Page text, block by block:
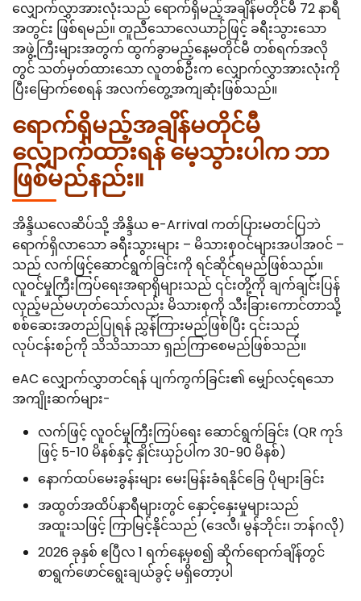
လျှောက်လွှာအားလုံးသည် ရောက်ရှိမည့်အချိန်မတိုင်မီ 72 နာရီ
အတွင်း ဖြစ်ရမည်။ တူညီသောလေယာဉ်ဖြင့် ခရီးသွားသော
အဖွဲ့ကြီးများအတွက် ထွက်ခွာမည့်နေ့မတိုင်မီ တစ်ရက်အလို
တွင် သတ်မှတ်ထားသော လူတစ်ဦးက လျှောက်လွှာအားလုံးကို
ပြီးမြောက်စေရန် အလက်တွေ့အကျဆုံးဖြစ်သည်။
ရောက်ရှိမည့်အချိန်မတိုင်မီ
လျှောက်ထားရန် မေ့သွားပါက ဘာ
ဖြစ်မည်နည်း။
အိန္ဒိယလေဆိပ်သို့ အိန္ဒိယ e-Arrival ကတ်ပြားမတင်ပြဘဲ
ရောက်ရှိလာသော ခရီးသွားများ – မိသားစုဝင်များအပါအဝင် –
သည် လက်ဖြင့်ဆောင်ရွက်ခြင်းကို ရင်ဆိုင်ရမည်ဖြစ်သည်။
လူဝင်မှုကြီးကြပ်ရေးအရာရှိများသည် ၎င်းတို့ကို ချက်ချင်းပြန်
လှည့်မည်မဟုတ်သော်လည်း မိသားစုကို သီးခြားကောင်တာသို့
စစ်ဆေးအတည်ပြုရန် ညွှန်ကြားမည်ဖြစ်ပြီး ၎င်းသည်
လုပ်ငန်းစဉ်ကို သိသိသာသာ ရှည်ကြာစေမည်ဖြစ်သည်။
eAC လျှောက်လွှာတင်ရန် ပျက်ကွက်ခြင်း၏ မျှော်လင့်ရသော
အကျိုးဆက်များ-
လက်ဖြင့် လူဝင်မှုကြီးကြပ်ရေး ဆောင်ရွက်ခြင်း (QR ကုဒ်
ဖြင့် 5-10 မိနစ်နှင့် နှိုင်းယှဉ်ပါက 30-90 မိနစ်)
နောက်ထပ်မေးခွန်းများ မေးမြန်းခံရနိုင်ခြေ ပိုများခြင်း
အထွတ်အထိပ်နာရီများတွင် နှောင့်နှေးမှုများသည်
အထူးသဖြင့် ကြာမြင့်နိုင်သည် (ဒေလီ၊ မွန်ဘိုင်း၊ ဘန်ဂလို)
2026 ခုနှစ် ဧပြီလ 1 ရက်နေ့မှစ၍ ဆိုက်ရောက်ချိန်တွင်
စာရွက်ဖောင်ရွေးချယ်ခွင့် မရှိတော့ပါ